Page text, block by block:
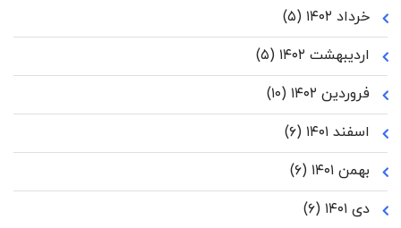
خرداد ۱۴۰۲
(۵)
اردیبهشت ۱۴۰۲
(۵)
فروردین ۱۴۰۲
(۱۰)
اسفند ۱۴۰۱
(۶)
بهمن ۱۴۰۱
(۶)
دی ۱۴۰۱
(۶)